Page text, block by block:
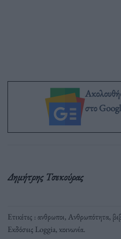
στο
Δημήτρης Τσεκούρας
Ετικέτες :ανθρωποι,Ανθρωπότητα,
Εκδόσεις Loggia,κοινωνία.